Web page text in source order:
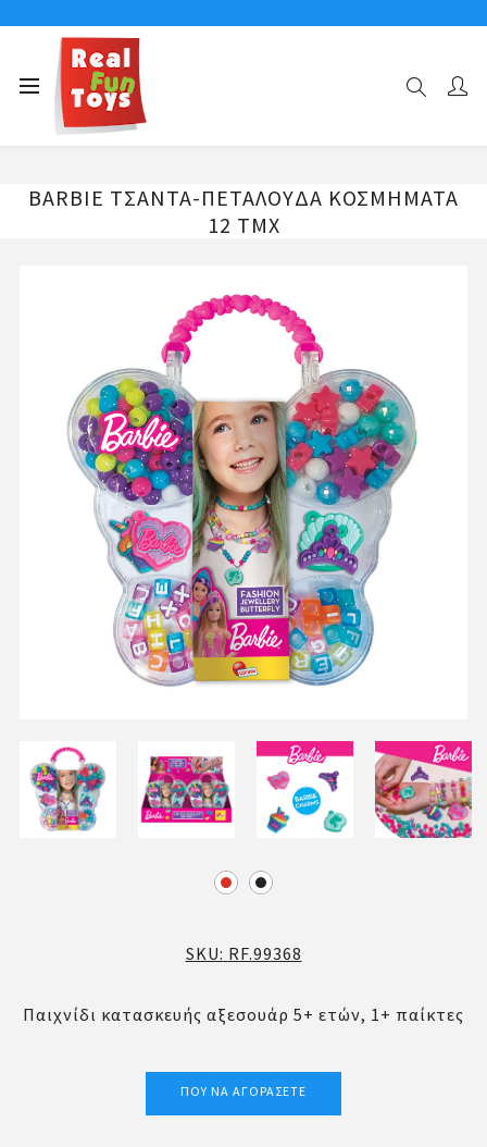
Αρχική σελίδα
BARBIE ΤΣΑΝΤΑ-ΠΕΤΑΛΟΥΔΑ ΚΟΣΜΗΜΑΤΑ 12 ΤΜΧ
BARBIE ΤΣΑΝΤΑ-ΠΕΤΑΛΟΥΔΑ ΚΟΣΜΗΜΑΤΑ
12 ΤΜΧ
SKU: RF.99368
Παιχνίδι κατασκευής αξεσουάρ 5+ ετών, 1+ παίκτες
ΠΟΎ ΝΑ ΑΓΟΡΆΣΕΤΕ